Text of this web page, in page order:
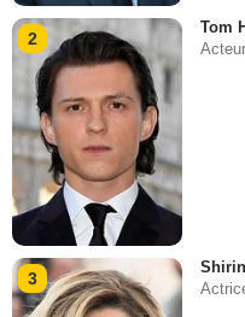
2
Tom
3